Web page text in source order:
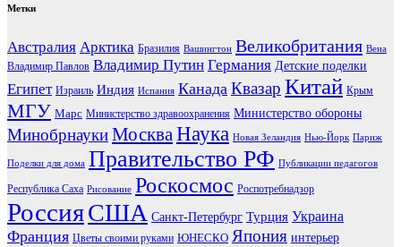
Метки
Австралия Арктика Бразилия Вашингтон Великобритания Вена
Владимир Павлов Владимир Путин Германия Детские поделки
Египет Израиль Индия Испания Канада Квазар Китай Крым
МГУ Марс Министерство здравоохранения Министерство обороны
МинобрнаукиМоскваНаука Новая Зеландия Нью-Йорк Париж
Поделки для дома Правительство РФ Публикации педагогов
Республика Саха Рисование Роскосмос Роспотребнадзор
РоссияСША Санкт-Петербург Турция Украина
Франция Цветы своими руками ЮНЕСКО Япония интерьер